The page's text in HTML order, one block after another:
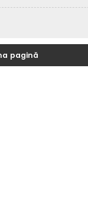
pagină